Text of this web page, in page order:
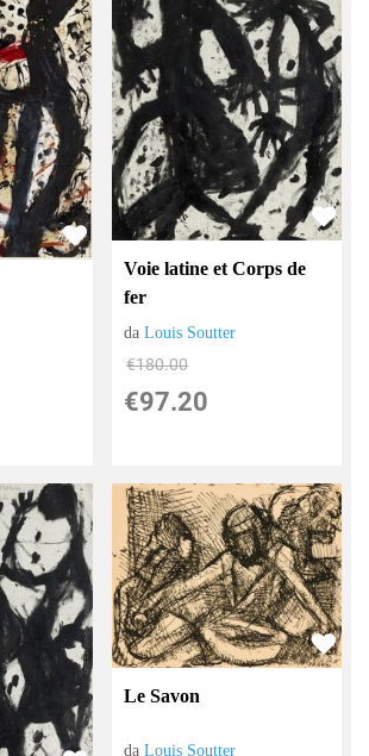
Voie latine et Corps de
fer
daLouis Soutter
€180.00
€97.20
Le Savon
daLouis Soutter